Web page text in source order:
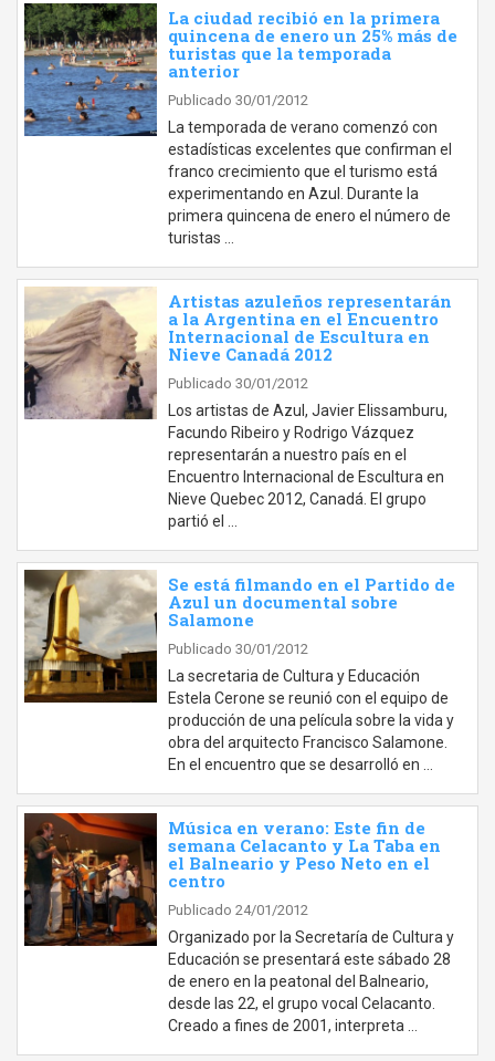
La ciudad recibió en la primera
quincena de enero un 25% más de
turistas que la temporada
anterior
Publicado 30/01/2012
La temporada de verano comenzó con
estadísticas excelentes que confirman el
franco crecimiento que el turismo está
experimentando en Azul. Durante la
primera quincena de enero el número de
turistas …
Artistas azuleños representarán
a la Argentina en el Encuentro
Internacional de Escultura en
Nieve Canadá 2012
Publicado 30/01/2012
Los artistas de Azul, Javier Elissamburu,
Facundo Ribeiro y Rodrigo Vázquez
representarán a nuestro país en el
Encuentro Internacional de Escultura en
Nieve Quebec 2012, Canadá. El grupo
partió el …
Se está filmando en el Partido de
Azul un documental sobre
Salamone
Publicado 30/01/2012
La secretaria de Cultura y Educación
Estela Cerone se reunió con el equipo de
producción de una película sobre la vida y
obra del arquitecto Francisco Salamone.
En el encuentro que se desarrolló en …
Música en verano: Este fin de
semana Celacanto y La Taba en
el Balneario y Peso Neto en el
centro
Publicado 24/01/2012
Organizado por la Secretaría de Cultura y
Educación se presentará este sábado 28
de enero en la peatonal del Balneario,
desde las 22, el grupo vocal Celacanto.
Creado a fines de 2001, interpreta …